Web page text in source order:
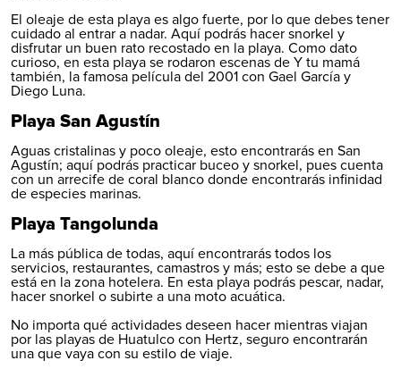
El oleaje de esta playa es algo fuerte, por lo que debes tener
cuidado al entrar a nadar. Aquí podrás hacer snorkel y
disfrutar un buen rato recostado en la playa. Como dato
curioso, en esta playa se rodaron escenas de Y tu mamá
también, la famosa película del 2001 con Gael García y
Diego Luna.
Playa San Agustín
Aguas cristalinas y poco oleaje, esto encontrarás en San
Agustín; aquí podrás practicar buceo y snorkel, pues cuenta
con un arrecife de coral blanco donde encontrarás infinidad
de especies marinas.
Playa Tangolunda
La más pública de todas, aquí encontrarás todos los
servicios, restaurantes, camastros y más; esto se debe a que
está en la zona hotelera. En esta playa podrás pescar, nadar,
hacer snorkel o subirte a una moto acuática.
No importa qué actividades deseen hacer mientras viajan
por las playas de Huatulco con Hertz, seguro encontrarán
una que vaya con su estilo de viaje.